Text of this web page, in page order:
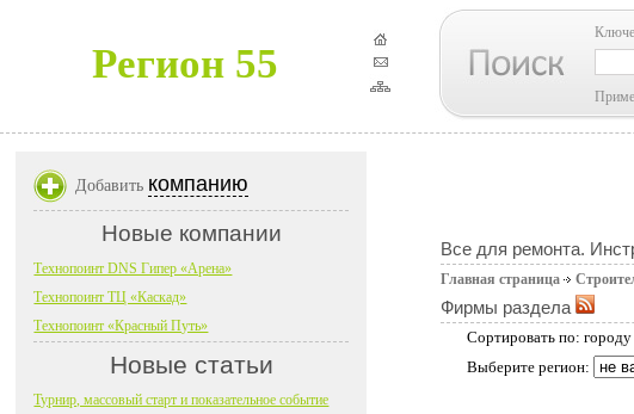
Регион 55
Все для ремонта.
Главная страница
Фирмы раздела
Сортировать по: городу
Выберите регион:
Добавить компанию
Новые компании
Технопоинт DNS Гипер «Арена»
Технопоинт ТЦ «Каскад»
Технопоинт «Красный Путь»
Новые статьи
Турнир, массовый старт и показательное событие